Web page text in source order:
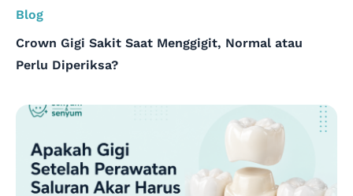
Blog
Crown Gigi Sakit Saat Menggigit, Normal atau
Perlu Diperiksa?